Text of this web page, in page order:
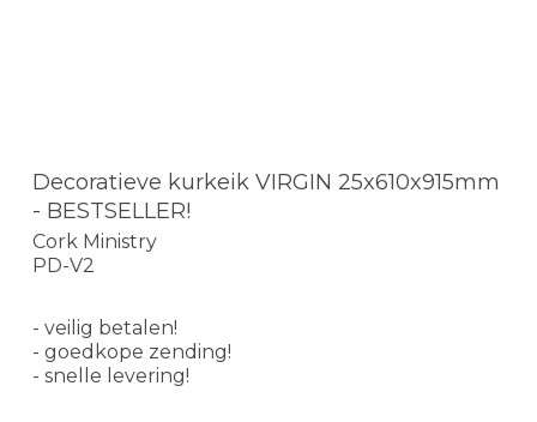
Decoratieve kurkeik VIRGIN 25x610x915mm
- BESTSELLER!
Cork Ministry
PD-V2
- veilig betalen!
- goedkope zending!
- snelle levering!